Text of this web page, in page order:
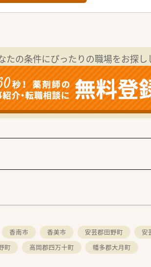
たの条件にぴったりの職場をお探し
香南市 香美市 安芸郡田野町
安
町 高岡郡四万十町 幡多郡大月町